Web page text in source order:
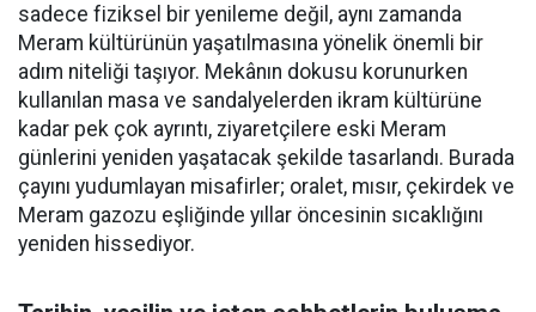
sadece fiziksel bir yenileme değil, aynı zamanda
Meram kültürünün yaşatılmasına yönelik önemli bir
adım niteliği taşıyor. Mekânın dokusu korunurken
kullanılan masa ve sandalyelerden ikram kültürüne
kadar pek çok ayrıntı, ziyaretçilere eski Meram
günlerini yeniden yaşatacak şekilde tasarlandı. Burada
çayını yudumlayan misafirler; oralet, mısır, çekirdek ve
Meram gazozu eşliğinde yıllar öncesinin sıcaklığını
yeniden hissediyor.